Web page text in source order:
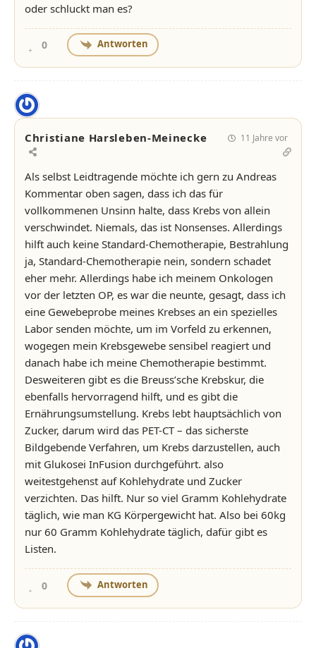
oder schluckt man es?
0 Antworten
Christiane Harsleben-Meinecke 11 Jahre vor
Als selbst Leidtragende möchte ich gern zu Andreas
Kommentar oben sagen, dass ich das für
vollkommenen Unsinn halte, dass Krebs von allein
verschwindet. Niemals, das ist Nonsenses. Allerdings
hilft auch keine Standard-Chemotherapie, Bestrahlung
ja, Standard-Chemotherapie nein, sondern schadet
eher mehr. Allerdings habe ich meinem Onkologen
vor der letzten OP, es war die neunte, gesagt, dass ich
eine Gewebeprobe meines Krebses an ein spezielles
Labor senden möchte, um im Vorfeld zu erkennen,
wogegen mein Krebsgewebe sensibel reagiert und
danach habe ich meine Chemotherapie bestimmt.
Desweiteren gibt es die Breuss’sche Krebskur, die
ebenfalls hervorragend hilft, und es gibt die
Ernährungsumstellung. Krebs lebt hauptsächlich von
Zucker, darum wird das PET-CT – das sicherste
Bildgebende Verfahren, um Krebs darzustellen, auch
mit Glukosei InFusion durchgeführt. also
weitestgehenst auf Kohlehydrate und Zucker
verzichten. Das hilft. Nur so viel Gramm Kohlehydrate
täglich, wie man KG Körpergewicht hat. Also bei 60kg
nur 60 Gramm Kohlehydrate täglich, dafür gibt es
Listen.
0 Antworten